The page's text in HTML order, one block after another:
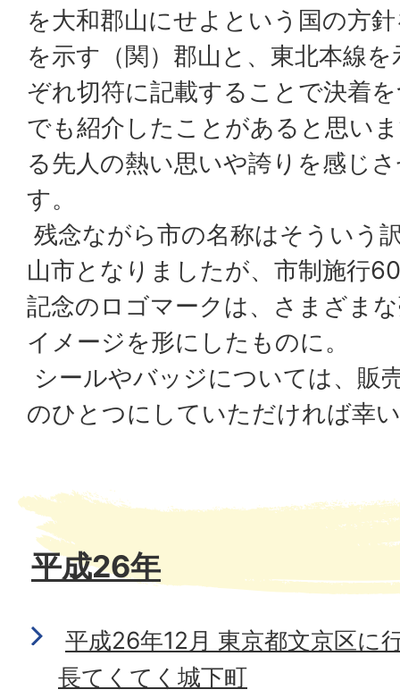
を大和郡山にせよという国の方
を示す（関）郡山と、東北本線
ぞれ切符に記載することで決着
でも紹介したことがあると思い
る先人の熱い思いや誇りを感じ
す。
残念ながら市の名称はそういう
山市となりましたが、市制施行
記念のロゴマークは、さまざま
イメージを形にしたものに。
シールやバッジについては、販
のひとつにしていただければ幸
平成26年
平成26年12月 東京都文京区に
長てくてく城下町